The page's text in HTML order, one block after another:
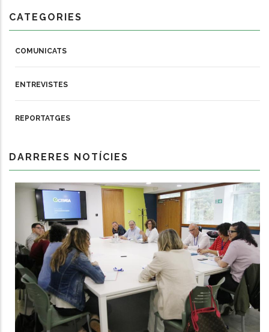
CATEGORIES
COMUNICATS
ENTREVISTES
REPORTATGES
DARRERES NOTÍCIES